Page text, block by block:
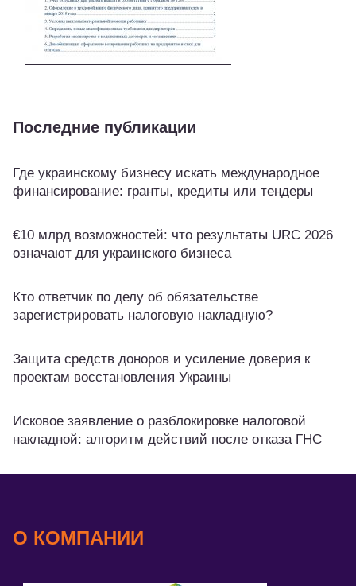
Последние публикации
Где украинскому бизнесу искать международное
финансирование: гранты, кредиты или тендеры
€10 млрд возможностей: что результаты URC 2026
означают для украинского бизнеса
Кто ответчик по делу об обязательстве
зарегистрировать налоговую накладную?
Защита средств доноров и усиление доверия к
проектам восстановления Украины
Исковое заявление о разблокировке налоговой
накладной: алгоритм действий после отказа ГНС
О КОМПАНИИ